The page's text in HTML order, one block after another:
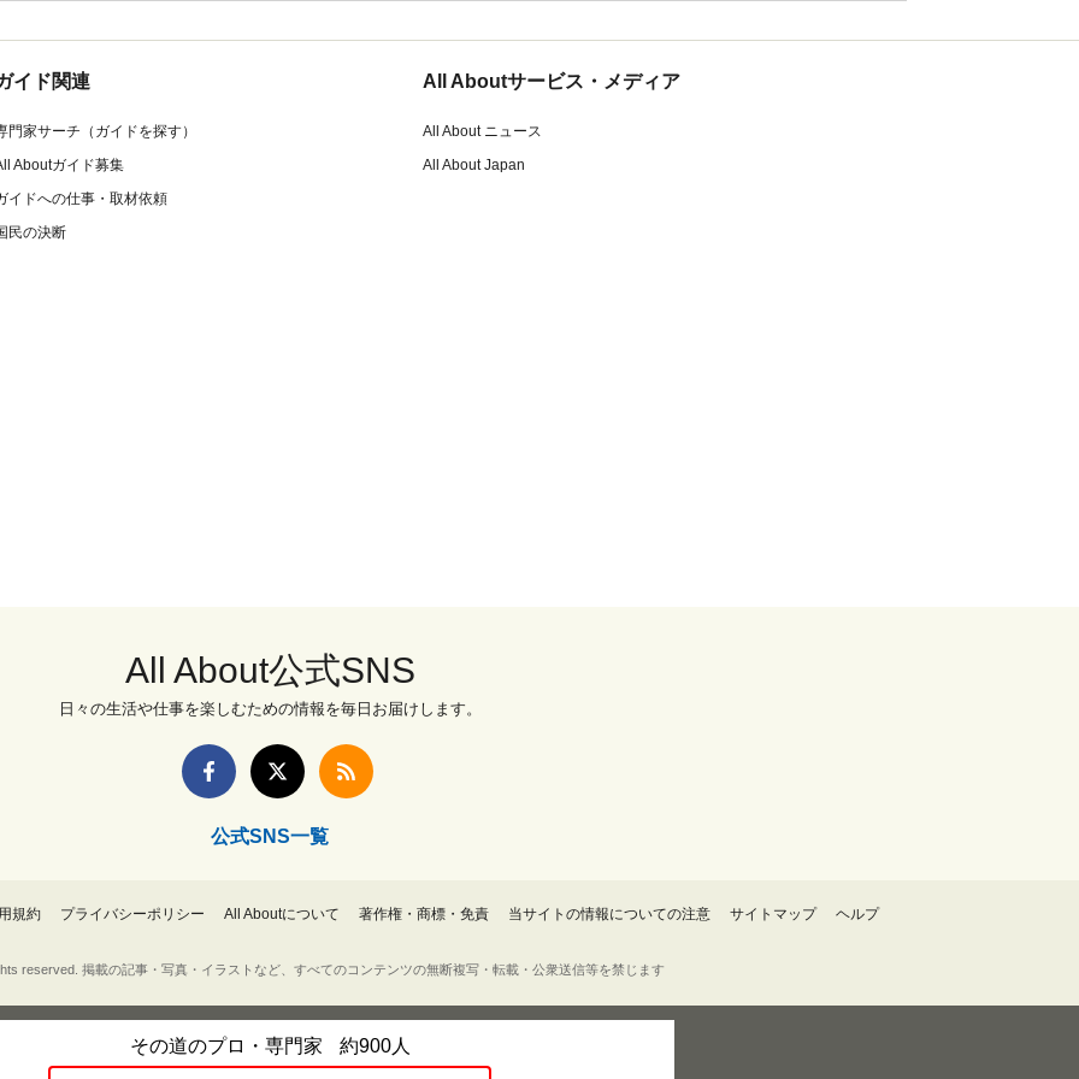
イド関連
門家サーチ（ガイドを探す）
Aboutガイド募集
イドへの仕事・取材依頼
民の決断
All Aboutサービス・メディア
All About ニュース
All About Japan
All About公式SNS
日々の生活や仕事を楽しむための情報を毎日お届けします。
公式SNS一覧
規約 プライバシーポリシー All Aboutについて 著作権・商標・免責 当サイトの情報についての注意 サイトマップ ヘルプ
reserved. 掲載の記事・写真・イラストなど、すべてのコンテンツの無断複写・転載・公衆送信等を禁じます
その道のプロ・専門家 約900人